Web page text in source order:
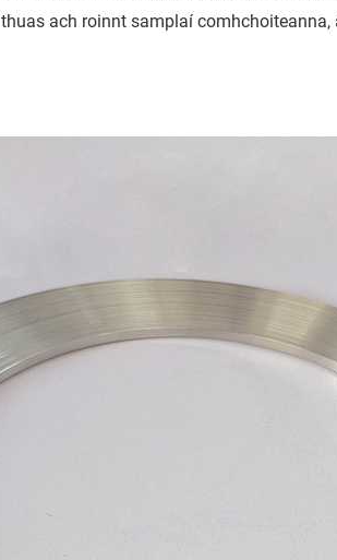
ach roinnt samplaí